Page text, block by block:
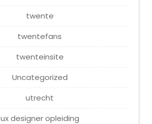
twente
twentefans
twenteinsite
Uncategorized
utrecht
ux designer opleiding